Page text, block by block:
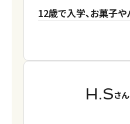
12歳で入学、お菓子
H.Sさん